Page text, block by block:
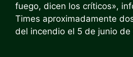
fuego, dicen los críticos»,
Times aproximadamente
del incendio el 5 de junio